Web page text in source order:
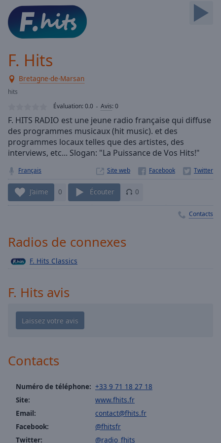
Skip
Forward
Mute
Current
Loaded:
0.00%
Type LIVE
Seek to
live,
currently
behind
liveLIVE
Remaining
Time-
Chapters
Chapters
Descriptions
off
selected
subtitles
opens
subtitles
settings
dialog
subtitles
F. Hits
Bretagne-de-Marsan
hits
Évaluation:0.0 Avis:0
F. HITS RADIO est une jeune radio française qui diffuse
des programmes musicaux (hit music). et des
programmes locaux telles que des artistes, des
interviews, etc... Slogan: "La Puissance de Vos Hits!"
Français Site web
J’aime 0 Écouter 0
Contacts
Radios de connexes
F. Hits Classics
F. Hits avis
Contacts
Numéro de téléphone: +33 9 71 18 27 18
Site:
www.fhits.fr
Email:
contact@fhits.fr
Facebook:
@fhitsfr
Twitter:
@radio_fhits